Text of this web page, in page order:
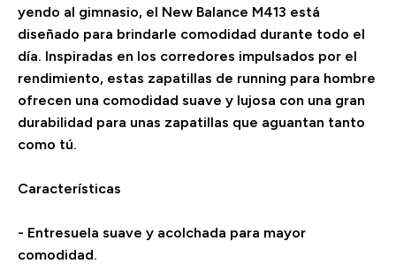
yendo al gimnasio, el New Balance M413 está
diseñado para brindarle comodidad durante todo el
día. Inspiradas en los corredores impulsados por el
rendimiento, estas zapatillas de running para hombre
ofrecen una comodidad suave y lujosa con una gran
durabilidad para unas zapatillas que aguantan tanto
como tú.
Características
- Entresuela suave y acolchada para mayor
comodidad.